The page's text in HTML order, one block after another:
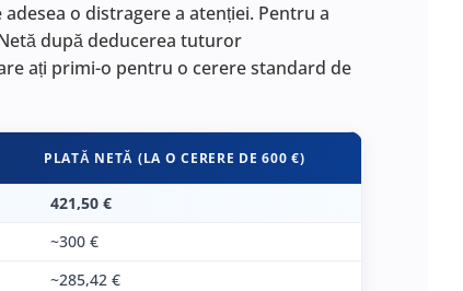
o distragere a atenției. Pentru a
după deducerea tuturor
ați primi-o pentru o cerere standard de
PLATĂ NETĂ (LA O CERERE DE 600 €)
421,50 €
~300 €
~285,42 €